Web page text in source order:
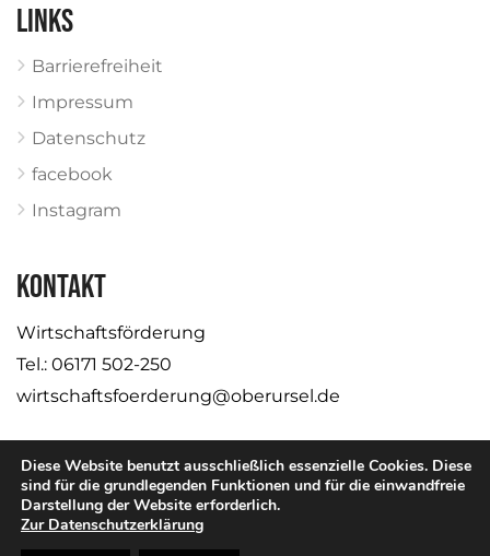
Links
Barrierefreiheit
Impressum
Datenschutz
facebook
Instagram
KONTAKT
Wirtschaftsförderung
Tel.: 06171 502-250
wirtschaftsfoerderung@oberursel.de
© Stadt Oberursel
Diese Website benutzt ausschließlich essenzielle Cookies. Diese
sind für die grundlegenden Funktionen und für die einwandfreie
Darstellung der Website erforderlich.
Zur Datenschutzerklärung